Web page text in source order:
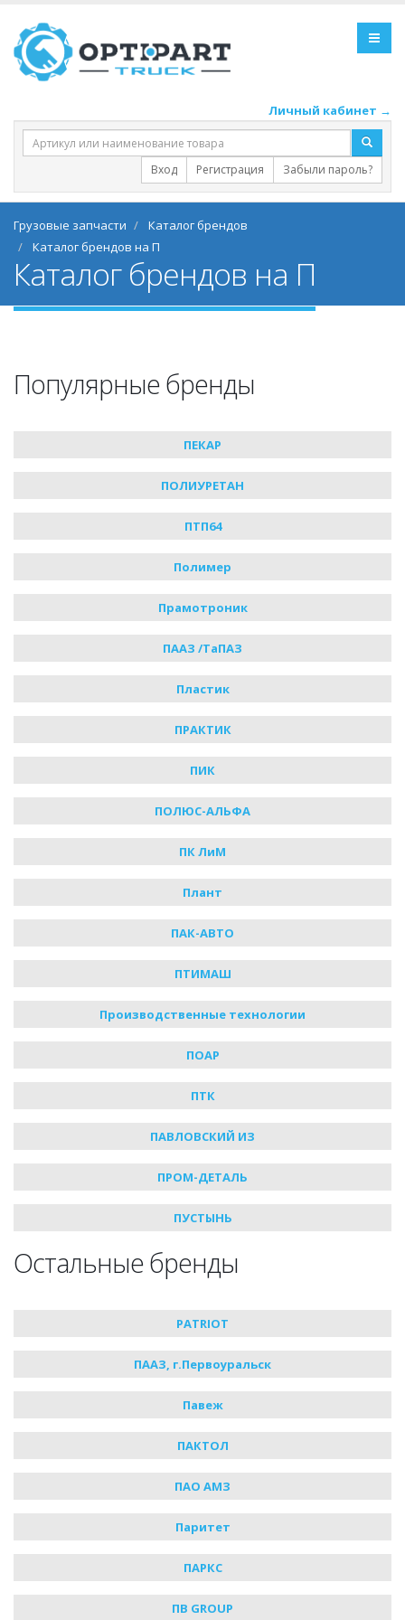
Личный кабинет →
Вход Регистрация Забыли пароль?
Грузовые запчасти
Каталог брендов
Каталог брендов на П
Каталог брендов на П
Популярные бренды
ПЕКАР
ПОЛИУРЕТАН
ПТП64
Полимер
Прамотроник
ПААЗ /ТаПАЗ
Пластик
ПРАКТИК
ПИК
ПОЛЮС-АЛЬФА
ПК ЛиМ
Плант
ПАК-АВТО
ПТИМАШ
Производственные технологии
ПОАР
ПТК
ПАВЛОВСКИЙ ИЗ
ПРОМ-ДЕТАЛЬ
ПУСТЫНЬ
Остальные бренды
PATRIOT
ПААЗ, г.Первоуральск
Павеж
ПАКТОЛ
ПАО АМЗ
Паритет
ПАРКС
ПВ GROUP